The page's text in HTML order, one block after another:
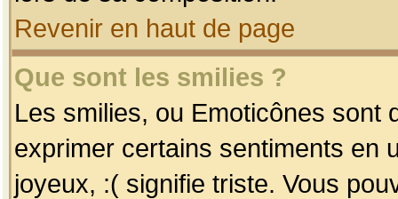
Revenir en haut de page
Que sont les smilies ?
Les smilies, ou Emoticônes sont
exprimer certains sentiments en
joyeux, :( signifie triste. Vous